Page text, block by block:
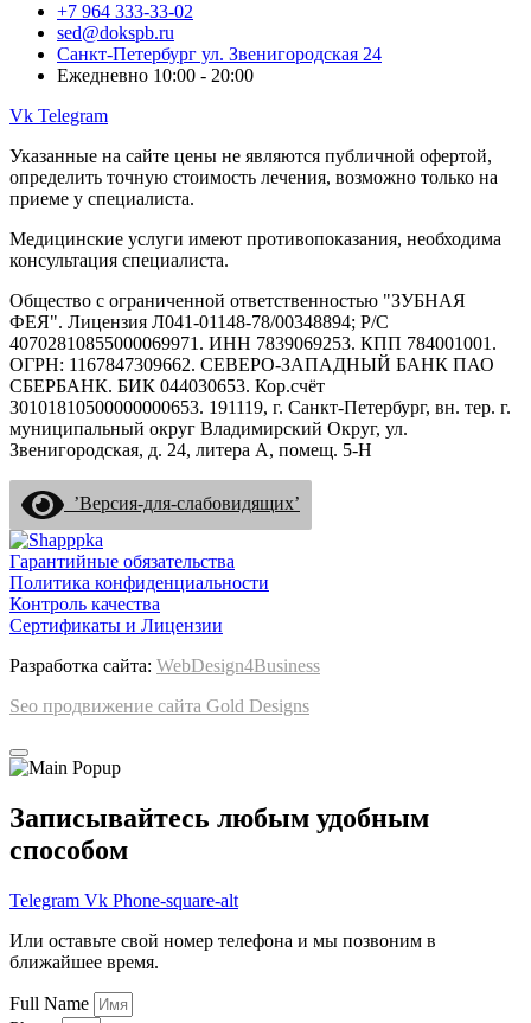
+7 964 333-33-02
sed@dokspb.ru
Санкт-Петербург ул. Звенигородская 24
Ежедневно 10:00 - 20:00
Vk Telegram
Указанные на сайте цены не являются публичной офертой,
определить точную стоимость лечения, возможно только на
приеме у специалиста.
Медицинские услуги имеют противопоказания, необходима
консультация специалиста.
Общество с ограниченной ответственностью "ЗУБНАЯ
ФЕЯ". Лицензия Л041-01148-78/00348894; Р/С
40702810855000069971. ИНН 7839069253. КПП 784001001.
ОГРН: 1167847309662. СЕВЕРО-ЗАПАДНЫЙ БАНК ПАО
СБЕРБАНК. БИК 044030653. Кор.счёт
30101810500000000653. 191119, г. Санкт-Петербург, вн. тер. г.
муниципальный округ Владимирский Округ, ул.
Звенигородская, д. 24, литера А, помещ. 5-Н
’Версия-для-слабовидящих’
Гарантийные обязательства
Политика конфиденциальности
Контроль качества
Сертификаты и Лицензии
Разработка сайта: WebDesign4Business
Seo продвижение сайта Gold Designs
Записывайтесь любым удобным
способом
Telegram Vk Phone-square-alt
Или оставьте свой номер телефона и мы позвоним в
ближайшее время.
Full Name